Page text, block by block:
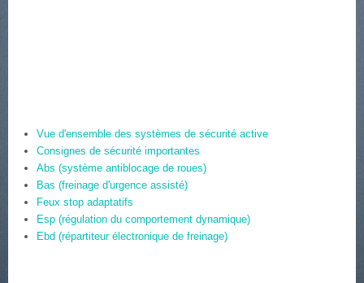
Vue d'ensemble des systèmes de sécurité active
Consignes de sécurité importantes
Abs (système antiblocage de roues)
Bas (freinage d'urgence assisté)
Feux stop adaptatifs
Esp (régulation du comportement dynamique)
Ebd (répartiteur électronique de freinage)